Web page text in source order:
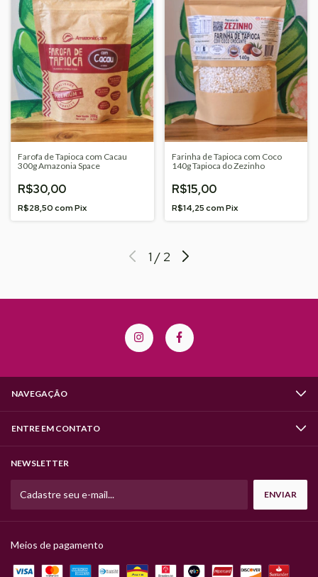
Farofa de Tapioca com Cacau
300g Amazonia Space
R$30,00
R$28,50comPix
Farinha de Tapioca com Coco
140g Tapioca do Zezinho
R$15,00
R$14,25comPix
1 / 2
NAVEGAÇÃO
ENTRE EM CONTATO
NEWSLETTER
Meios de pagamento